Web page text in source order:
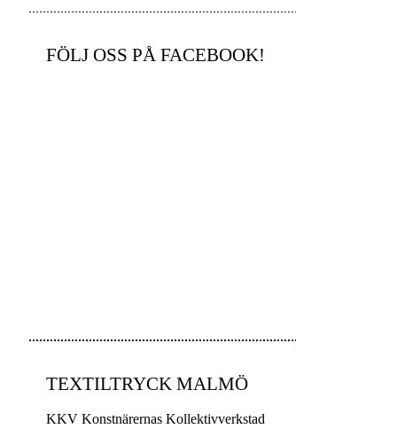
FÖLJ OSS PÅ FACEBOOK!
TEXTILTRYCK MALMÖ
KKV Konstnärernas Kollektivverkstad